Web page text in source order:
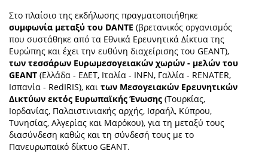
Telephone & email Directory
Access to EKT
Στο πλαίσιο της εκδήλωσης πραγματοποιήθηκε
συμφωνία μεταξύ του DANTE (βρετανικός οργανισμός
που συστάθηκε από τα Εθνικά Ερευνητικά Δίκτυα της
Ευρώπης και έχει την ευθύνη διαχείρισης του GEANT),
των τεσσάρων Ευρωμεσογειακών χωρών - μελών του
GEANT (Ελλάδα - ΕΔΕΤ, Ιταλία - INFN, Γαλλία - RENATER,
Ισπανία - RedIRIS), και των Μεσογειακών Ερευνητικών
Δικτύων εκτός Ευρωπαϊκής Ένωσης (Τουρκίας,
Ιορδανίας, Παλαιστινιακής αρχής, Ισραήλ, Κύπρου,
Τυνησίας, Αλγερίας και Μαρόκου), για τη μεταξύ τους
διασύνδεση καθώς και τη σύνδεσή τους με το
Πανευρωπαϊκό δίκτυο GEANT.